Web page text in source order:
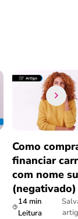
Como
financiar
com nome
(negativado)
14 min
Leitura